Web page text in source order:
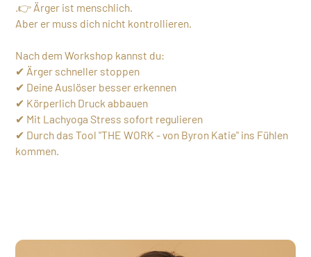
.👉 Ärger ist menschlich.
Aber er muss dich nicht kontrollieren.
Nach dem Workshop kannst du:
✔ Ärger schneller stoppen
✔ Deine Auslöser besser erkennen
✔ Körperlich Druck abbauen
✔ Mit Lachyoga Stress sofort regulieren
✔ Durch das Tool "THE WORK - von Byron Katie" ins Fühlen
kommen.